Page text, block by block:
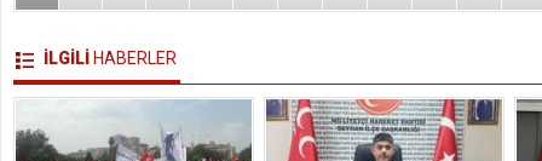
İLGİLİ HABERLER